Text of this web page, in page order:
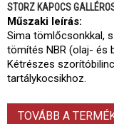
STORZ KAPOCS
Műszaki leírás:
Sima tömlőcsonkkal,
tömítés NBR (olaj- és
Kétrészes
tartálykocsikhoz.
TOVÁBB A